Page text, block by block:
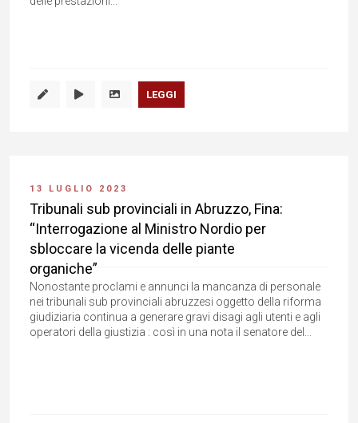
LEGGI
13 LUGLIO 2023
Tribunali sub provinciali in Abruzzo, Fina:
“Interrogazione al Ministro Nordio per
sbloccare la vicenda delle piante
organiche”
Nonostante proclami e annunci la mancanza di personale
nei tribunali sub provinciali abruzzesi oggetto della riforma
giudiziaria continua a generare gravi disagi agli utenti e agli
operatori della giustizia : così in una nota il senatore del...